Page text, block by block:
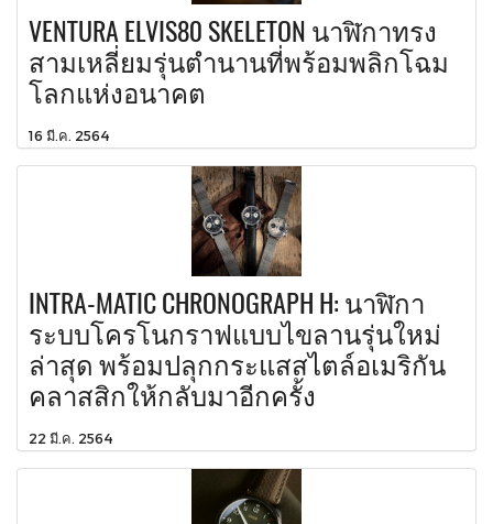
VENTURA ELVIS80 SKELETON นาฬิกาทรง
สามเหลี่ยมรุ่นตำนานที่พร้อมพลิกโฉม
โลกแห่งอนาคต
16 มี.ค. 2564
INTRA-MATIC CHRONOGRAPH H: นาฬิกา
ระบบโครโนกราฟแบบไขลานรุ่นใหม่
ล่าสุด พร้อมปลุกกระแสสไตล์อเมริกัน
คลาสสิกให้กลับมาอีกครั้ง
22 มี.ค. 2564